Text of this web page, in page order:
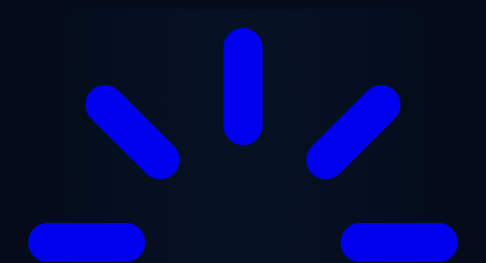
Перейти к основному содержанию